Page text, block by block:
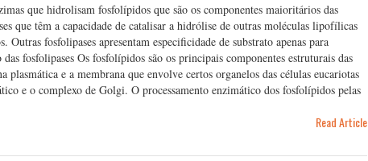
que hidrolisam fosfolípidos que são os componentes maioritários das
que têm a capacidade de catalisar a hidrólise de outras moléculas lipofílicas
fosfolipases apresentam especificidade de substrato apenas para
fosfolipases Os fosfolípidos são os principais componentes estruturais das
plasmática e a membrana que envolve certos organelos das células eucariotas
e o complexo de Golgi. O processamento enzimático dos fosfolípidos pelas
Read Article